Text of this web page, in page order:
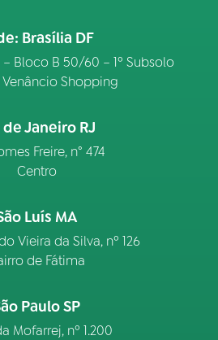
Brasília DF
Bloco B 50/60 – 1º Subsolo
Shopping
de Janeiro RJ
Freire, n° 474
Centro
Luís MA
Vieira da Silva, nº 126
de Fátima
Paulo SP
Mofarrej, nº 1.200